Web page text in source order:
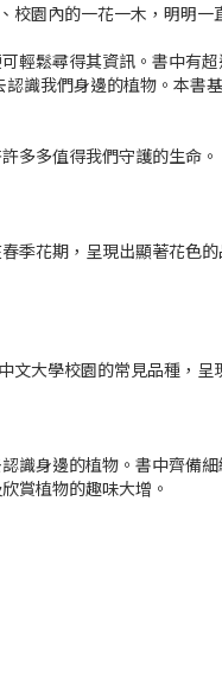
園內的一花一木，明明一
鬆尋得其資訊。書中有
識我們身邊的植物。本
多多值得我們守護的生命。
花期，呈現出顯著花色
大學校園的常見品種，
身邊的植物。書中齊備
賞植物的趣味大增。